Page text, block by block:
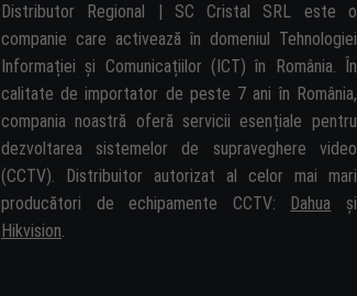
Distributor Regional | SC Cristal SRL este o
companie care activează în domeniul Tehnologiei
Informației și Comunicațiilor (ICT) în România. În
calitate de importator de peste 7 ani în România,
compania noastră oferă servicii esențiale pentru
dezvoltarea sistemelor de supraveghere video
(CCTV). Distribuitor autorizat al celor mai mari
producători de echipamente CCTV:
Dahua și
Hikvision.